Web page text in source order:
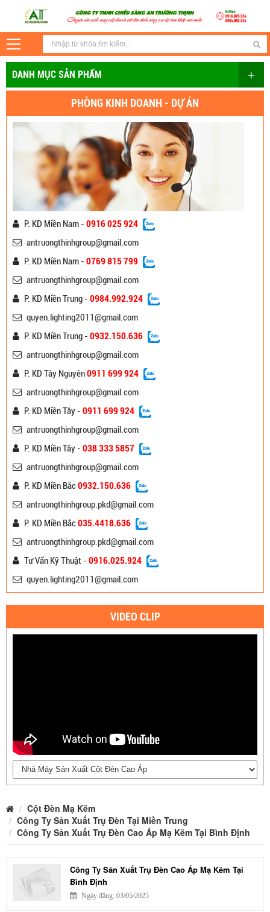
DANH MỤC SẢN PHẨM +
PHÒNG KINH DOANH - DỰ ÁN
P. KD Miền Nam - 0916 025 924
antruongthinhgroup@gmail.com
P. KD Miền Nam - 0769 815 799
antruongthinhgroup@gmail.com
P. KD Miền Trung - 0984.992.924
quyen.lighting2011@gmail.com
P. KD Miền Trung - 0932.150.636
antruongthinhgroup@gmail.com
P. KD Tây Nguyên0911 699 924
antruongthinhgroup@gmail.com
P. KD Miền Tây - 0911 699 924
antruongthinhgroup@gmail.com
P. KD Miền Tây - 038 333 5857
antruongthinhgroup@gmail.com
P. KD Miền Bắc0932.150.636
antruongthinhgroup.pkd@gmail.com
P. KD Miền Bắc035.4418.636
antruongthinhgroup.pkd@gmail.com
Tư Vấn Kỹ Thuật - 0916.025.924
quyen.lighting2011@gmail.com
VIDEO CLIP
Cột Đèn Mạ Kẽm
Công Ty Sản Xuất Trụ Đèn Tại Miền Trung
Công Ty Sản Xuất Trụ Đèn Cao Áp Mạ Kẽm Tại Bình Định
Công Ty Sản Xuất Trụ Đèn Cao Áp Mạ Kẽm Tại
Bình Định
Ngày đăng: 03/05/2025